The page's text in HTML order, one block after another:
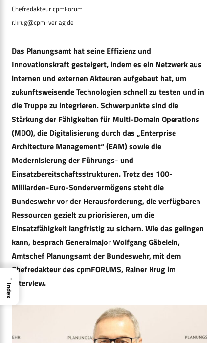
r.krug@cpm-verlag.de
Das Planungsamt hat seine Effizienz und
Innovationskraft gesteigert, indem es ein Netzwerk aus
internen und externen Akteuren aufgebaut hat, um
zukunftsweisende Technologien schnell zu testen und in
die Truppe zu integrieren. Schwerpunkte sind die
Stärkung der Fähigkeiten für Multi-Domain Operations
(MDO), die Digitalisierung durch das „Enterprise
Architecture Management“ (EAM) sowie die
Modernisierung der Führungs- und
Einsatzbereitschaftsstrukturen. Trotz des 100-
Milliarden-Euro-Sondervermögens steht die
Bundeswehr vor der Herausforderung, die verfügbaren
Ressourcen gezielt zu priorisieren, um die
Einsatzfähigkeit langfristig zu sichern. Wie das gelingen
kann, besprach Generalmajor Wolfgang Gäbelein,
Amtschef Planungsamt der Bundeswehr, mit dem
Chefredakteur des cpmFORUMS, Rainer Krug im
Interview.
→
Index